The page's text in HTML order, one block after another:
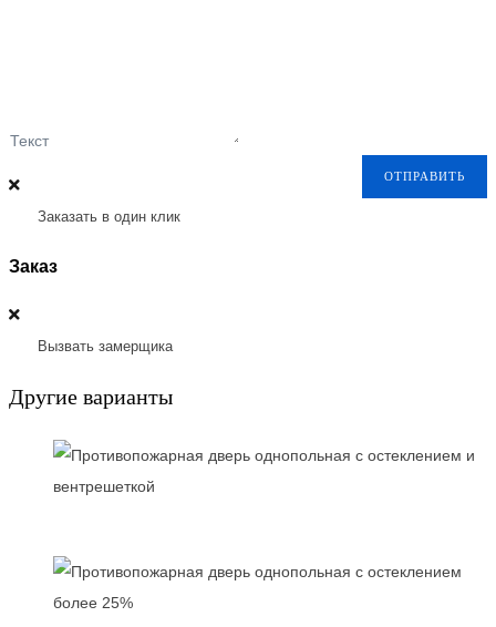
Текст
ОТПРАВИТЬ
Заказать в один клик
Заказ
Вызвать замерщика
Другие варианты